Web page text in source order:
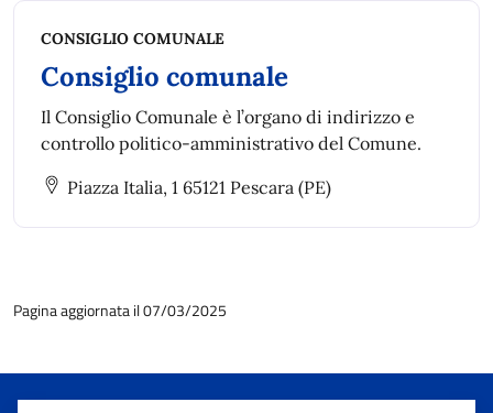
CONSIGLIO COMUNALE
Consiglio comunale
Il Consiglio Comunale è l’organo di indirizzo e
controllo politico-amministrativo del Comune.
Piazza Italia, 1 65121 Pescara (PE)
Pagina aggiornata il 07/03/2025